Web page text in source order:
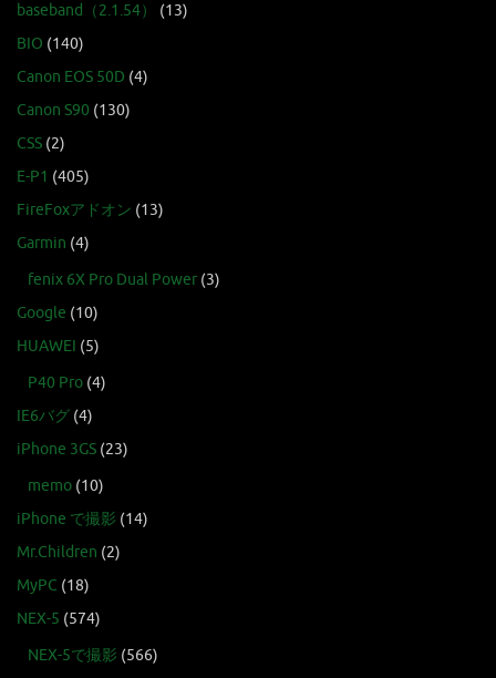
baseband（2.1.54）
(13)
BIO (140)
Canon EOS 50D (4)
Canon S90 (130)
CSS (2)
E-P1 (405)
FireFoxアドオン (13)
Garmin (4)
fenix 6X Pro Dual Power (3)
Google (10)
HUAWEI (5)
P40 Pro (4)
IE6バグ (4)
iPhone 3GS (23)
memo (10)
iPhone で撮影 (14)
Mr.Children (2)
MyPC (18)
NEX-5 (574)
NEX-5で撮影 (566)